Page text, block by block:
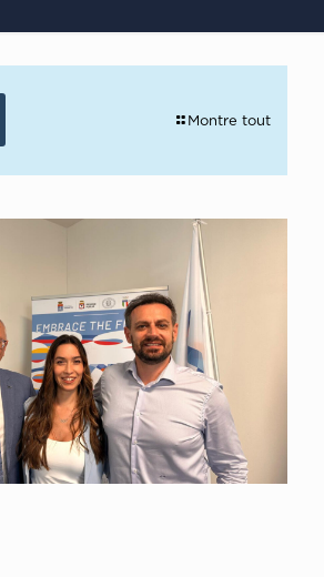
Montre tout